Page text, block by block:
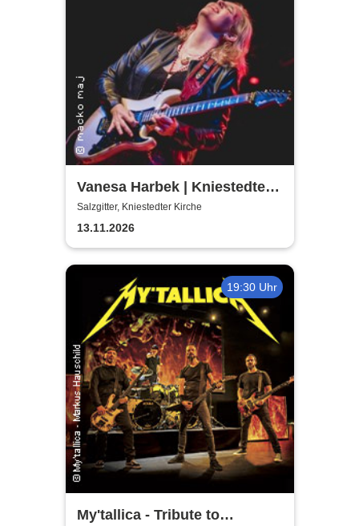
Vanesa Harbek | Kniestedter
Kirche
Salzgitter, Kniestedter Kirche
13.11.2026
19:30 Uhr
My'tallica - Tribute to